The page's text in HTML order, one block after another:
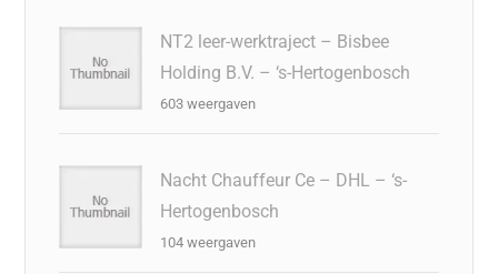
k
n
p
NT2 leer-werktraject – Bisbee
Holding B.V. – ‘s-Hertogenbosch
603 weergaven
Nacht Chauffeur Ce – DHL – ‘s-
Hertogenbosch
104 weergaven